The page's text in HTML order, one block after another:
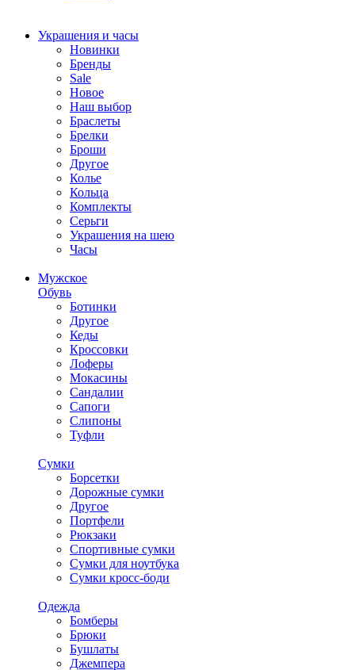
Украшения и часы
Новинки
Бренды
Sale
Новое
Наш выбор
Браслеты
Брелки
Броши
Другое
Колье
Кольца
Комплекты
Серьги
Украшения на шею
Часы
Мужское
Обувь
Ботинки
Другое
Кеды
Кроссовки
Лоферы
Мокасины
Сандалии
Сапоги
Слипоны
Туфли
Сумки
Борсетки
Дорожные сумки
Другое
Портфели
Рюкзаки
Спортивные сумки
Сумки для ноутбука
Сумки кросс-боди
Одежда
Бомберы
Брюки
Бушлаты
Джемпера